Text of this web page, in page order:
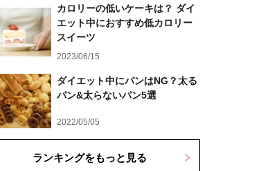
カロリーの低いケーキは？ ダイ
エット中におすすめ低カロリー
スイーツ
2023/06/15
ダイエット中にパンはNG？太る
パン&太らないパン5選
2022/05/05
ランキングをもっと見る